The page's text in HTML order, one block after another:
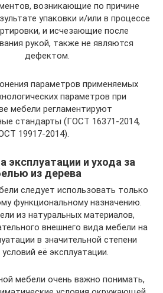
возникающие по причине
упаковки и/или в процессе
и исчезающие после
рукой, также не являются
дефектом.
параметров применяемых
параметров при
мебели регламентируют
стандарты (ГОСТ 16371-2014,
19917-2014).
эксплуатации и ухода за
из дерева
следует использовать только
функциональному назначению.
из натуральных материалов,
внешнего вида мебели на
в значительной степени
её эксплуатации.
мебели очень важно понимать,